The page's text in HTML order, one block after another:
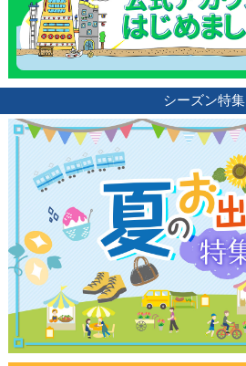
シーズン特集
サイトについて